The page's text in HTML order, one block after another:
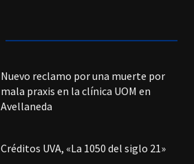
Nuevo reclamo por una muerte por
mala praxis en la clínica UOM en
Avellaneda
Créditos UVA, «La 1050 del siglo 21»